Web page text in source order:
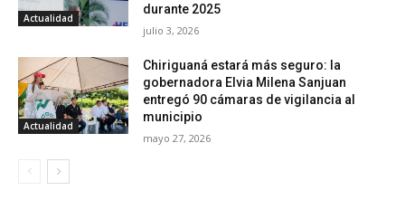
Actualidad
durante 2025
julio 3, 2026
Actualidad
Chiriguaná estará más seguro: la
gobernadora Elvia Milena Sanjuan
entregó 90 cámaras de vigilancia al
municipio
mayo 27, 2026